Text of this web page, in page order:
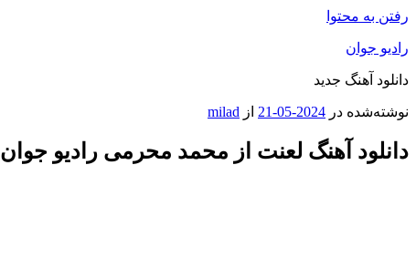
رفتن به محتوا
رادیو جوان
دانلود آهنگ جدید
نوشته‌شده در 2024-05-21 از milad
دانلود آهنگ لعنت از محمد محرمی رادیو جوان